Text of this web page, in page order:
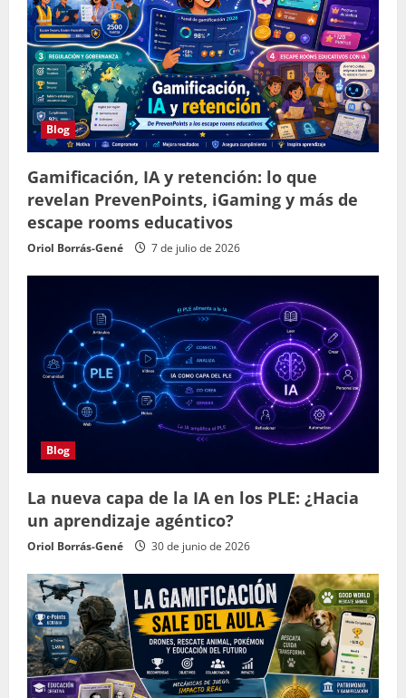
Blog
Gamificación, IA y retención: lo que
revelan PrevenPoints, iGaming y más de
escape rooms educativos
Oriol Borrás-Gené 7 de julio de 2026
Blog
La nueva capa de la IA en los PLE: ¿Hacia
un aprendizaje agéntico?
Oriol Borrás-Gené 30 de junio de 2026